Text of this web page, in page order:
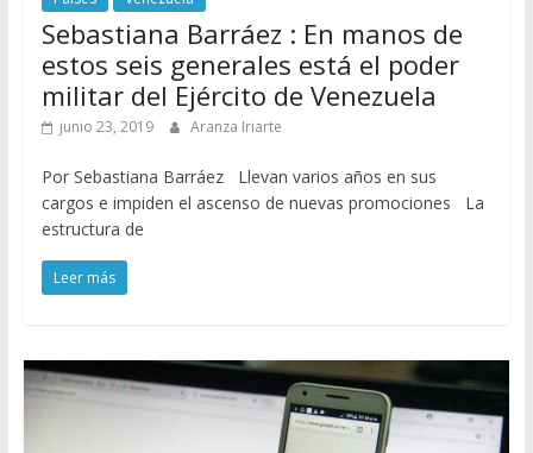
Sebastiana Barráez : En manos de
estos seis generales está el poder
militar del Ejército de Venezuela
junio 23, 2019 Aranza Iriarte
Por Sebastiana Barráez Llevan varios años en sus
cargos e impiden el ascenso de nuevas promociones La
estructura de
Leer más